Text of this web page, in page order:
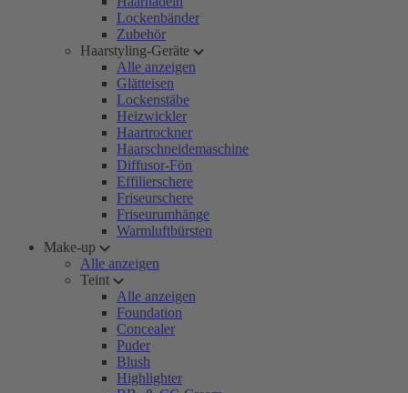
Lockenbänder
Zubehör
Haarstyling-Geräte
Alle anzeigen
Glätteisen
Lockenstäbe
Heizwickler
Haartrockner
Haarschneidemaschine
Diffusor-Fön
Effilierschere
Friseurschere
Friseurumhänge
Warmluftbürsten
Make-up
Alle anzeigen
Teint
Alle anzeigen
Foundation
Concealer
Puder
Blush
Highlighter